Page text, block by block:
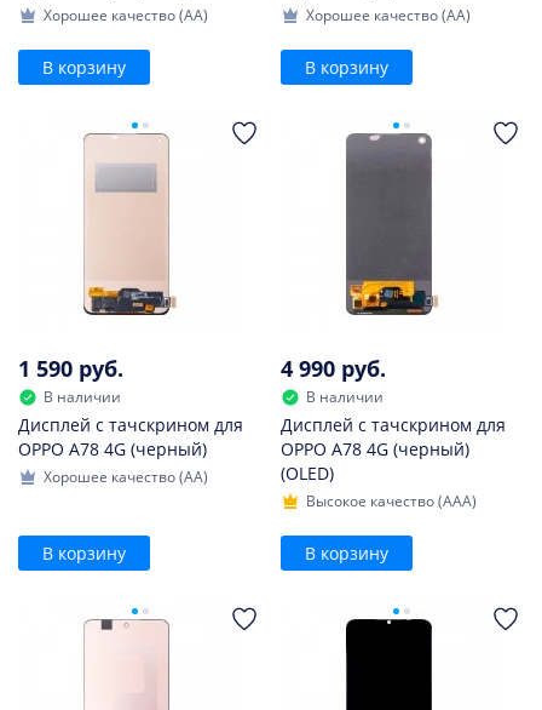
Хорошее качество (AA)
В корзину
Хорошее качество (AA)
В корзину
1 590 руб.
В наличии
Дисплей с тачскрином для
OPPO A78 4G (черный)
Хорошее качество (AA)
В корзину
4 990 руб.
В наличии
Дисплей с тачскрином для
OPPO A78 4G (черный)
(OLED)
Высокое качество (AAA)
В корзину